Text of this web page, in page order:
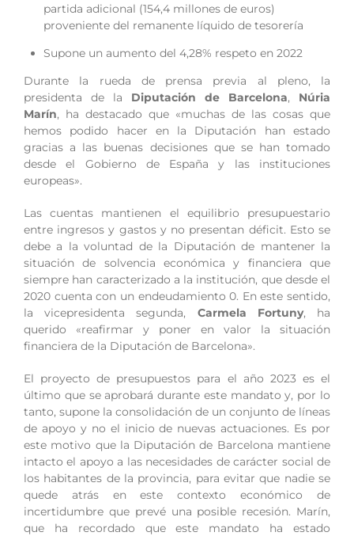
partida adicional (154,4 millones de euros)
proveniente del remanente líquido de tesorería
Supone un aumento del 4,28% respeto en 2022
Durante la rueda de prensa previa al pleno, la
presidenta de la Diputación de Barcelona, Núria
Marín, ha destacado que «muchas de las cosas que
hemos podido hacer en la Diputación han estado
gracias a las buenas decisiones que se han tomado
desde el Gobierno de España y las instituciones
europeas».
Las cuentas mantienen el equilibrio presupuestario
entre ingresos y gastos y no presentan déficit. Esto se
debe a la voluntad de la Diputación de mantener la
situación de solvencia económica y financiera que
siempre han caracterizado a la institución, que desde el
2020 cuenta con un endeudamiento 0. En este sentido,
la vicepresidenta segunda, Carmela Fortuny, ha
querido «reafirmar y poner en valor la situación
financiera de la Diputación de Barcelona».
El proyecto de presupuestos para el año 2023 es el
último que se aprobará durante este mandato y, por lo
tanto, supone la consolidación de un conjunto de líneas
de apoyo y no el inicio de nuevas actuaciones. Es por
este motivo que la Diputación de Barcelona mantiene
intacto el apoyo a las necesidades de carácter social de
los habitantes de la provincia, para evitar que nadie se
quede atrás en este contexto económico de
incertidumbre que prevé una posible recesión. Marín,
que ha recordado que este mandato ha estado